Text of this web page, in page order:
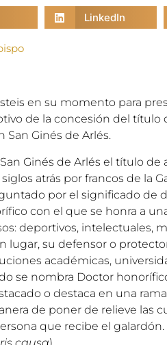
LinkedIn
en su momento para
de la concesión del título
San Ginés de Arlés.
Ginés de Arlés el título de
atrás por francos de la
por el significado de
con el que se honra a
deportivos, intelectuales,
lugar, su defensor o
académicas,
se nombra Doctor
o destaca en una
de poner de relieve las
que recibe el galardón.